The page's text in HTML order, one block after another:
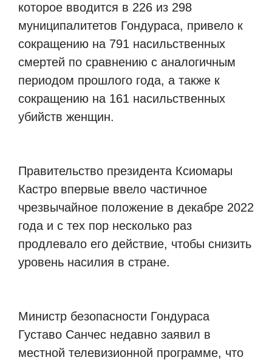
которое вводится в 226 из 298
муниципалитетов Гондураса, привело к
сокращению на 791 насильственных
смертей по сравнению с аналогичным
периодом прошлого года, а также к
сокращению на 161 насильственных
убийств женщин.
Правительство президента Ксиомары
Кастро впервые ввело частичное
чрезвычайное положение в декабре 2022
года и с тех пор несколько раз
продлевало его действие, чтобы снизить
уровень насилия в стране.
Министр безопасности Гондураса
Густаво Санчес недавно заявил в
местной телевизионной программе, что